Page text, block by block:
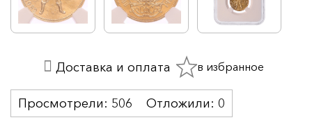
Просмотрели: 506 Отложили: 0
Доставка и оплата в избранное